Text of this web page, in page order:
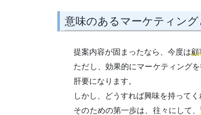
意味のあるマーケティング
提案内容が固まったなら、今度は顧
ただし、効果的にマーケティング
肝要になります。
しかし、どうすれば興味を持って
そのための第一歩は、往々にして、